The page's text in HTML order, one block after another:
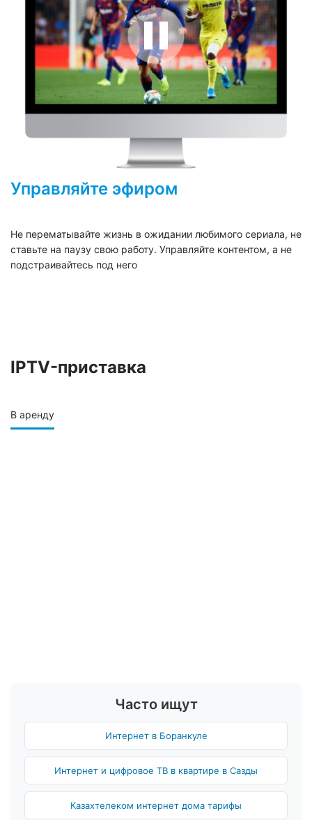
Управляйте эфиром
Не перематывайте жизнь в ожидании любимого сериала, не
ставьте на паузу свою работу. Управляйте контентом, а не
подстраивайтесь под него
IPTV-приставка
В аренду
Часто ищут
Интернет в Боранкуле
Интернет и цифровое ТВ в квартире в Сазды
Казахтелеком интернет дома тарифы